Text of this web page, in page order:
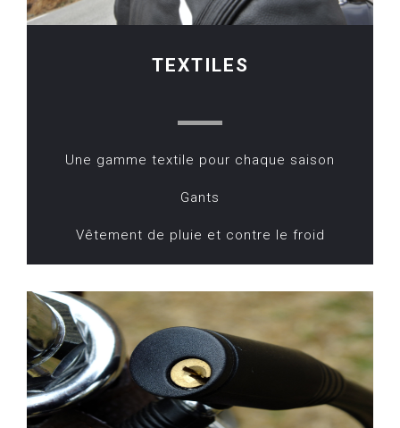
TEXTILES
Une gamme textile pour chaque saison
Gants
Vêtement de pluie et contre le froid